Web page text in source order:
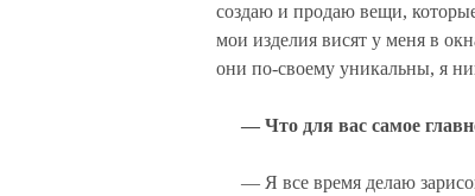
создаю и продаю вещи,
мои изделия висят у меня в
они по-своему уникальны, я
— Что для вас самое
— Я все время делаю